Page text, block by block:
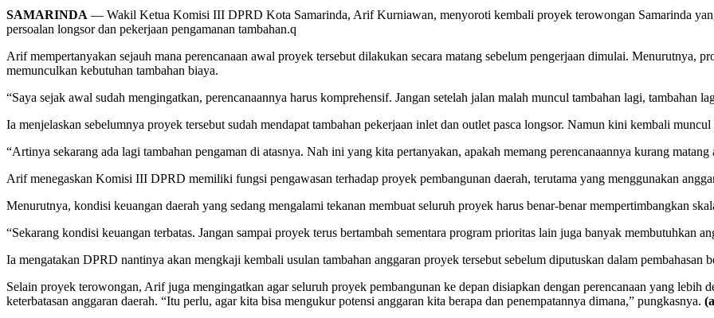
SAMARINDA — Wakil Ketua Komisi III DPRD Kota Samarinda, Arif Kurniawan, menyoroti kembali proyek terowongan Samarinda
persoalan longsor dan pekerjaan pengamanan tambahan.q
Arif mempertanyakan sejauh mana perencanaan awal proyek tersebut dilakukan secara matang sebelum pengerjaan dimulai. Menurutnya,
memunculkan kebutuhan tambahan biaya.
“Saya sejak awal sudah mengingatkan, perencanaannya harus komprehensif. Jangan setelah jalan malah muncul tambahan lagi, tambahan
Ia menjelaskan sebelumnya proyek tersebut sudah mendapat tambahan pekerjaan inlet dan outlet pasca longsor. Namun kini kembali
“Artinya sekarang ada lagi tambahan pengaman di atasnya. Nah ini yang kita pertanyakan, apakah memang perencanaannya kurang matang
Arif menegaskan Komisi III DPRD memiliki fungsi pengawasan terhadap proyek pembangunan daerah, terutama yang menggunakan
Menurutnya, kondisi keuangan daerah yang sedang mengalami tekanan membuat seluruh proyek harus benar-benar mempertimbangkan
“Sekarang kondisi keuangan terbatas. Jangan sampai proyek terus bertambah sementara program prioritas lain juga banyak membutuhkan
Ia mengatakan DPRD nantinya akan mengkaji kembali usulan tambahan anggaran proyek tersebut sebelum diputuskan dalam pembahasan
Selain proyek terowongan, Arif juga mengingatkan agar seluruh proyek pembangunan ke depan disiapkan dengan perencanaan yang lebih
keterbatasan anggaran daerah. “Itu perlu, agar kita bisa mengukur potensi anggaran kita berapa dan penempatannya dimana,” pungkasnya.